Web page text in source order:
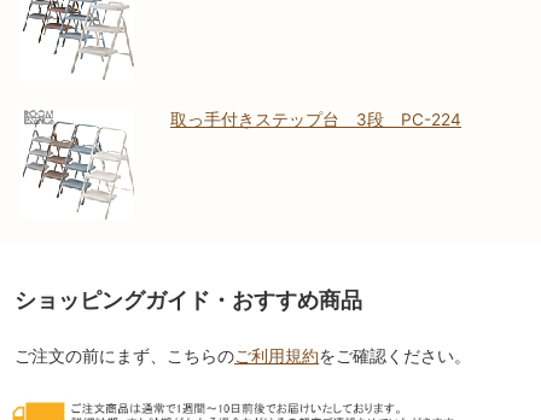
取っ手付きステップ台 3段 PC-224
ショッピングガイド・おすすめ商品
ご注文の前にまず、こちらのご利用規約をご確認ください。